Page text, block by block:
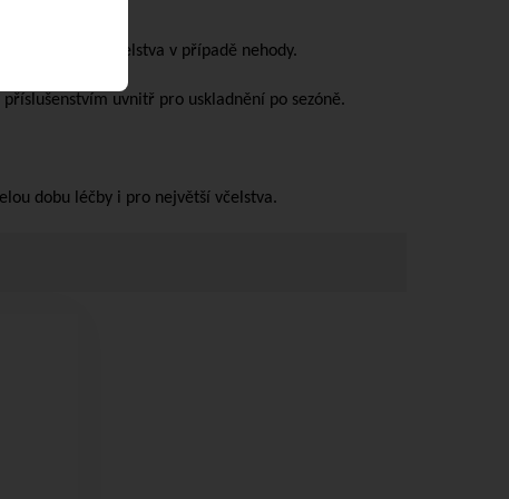
mravenčí do včelstva v případě nehody.
uvnitř pro uskladnění po sezóně.
dobu léčby i pro největší včelstva.